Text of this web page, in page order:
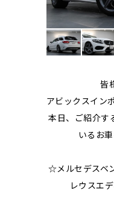
皆
アビックスイン
本日、ご紹介す
いるお
☆メルセデスベ
レウスエ